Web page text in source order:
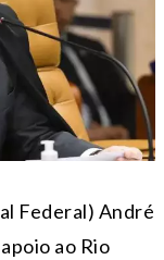
Federal) André
ao Rio